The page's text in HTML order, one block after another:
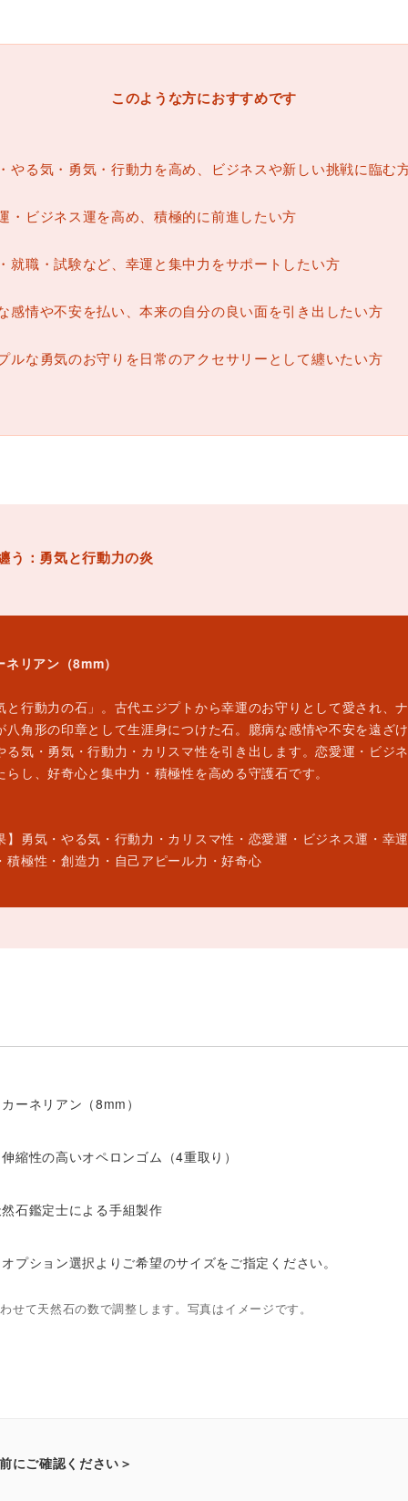
このような方におすすめです
やる気・勇気・行動力を高め、ビジネスや新しい挑戦に臨む
・ビジネス運を高め、積極的に前進したい方
就職・試験など、幸運と集中力をサポートしたい方
感情や不安を払い、本来の自分の良い面を引き出したい方
ルな勇気のお守りを日常のアクセサリーとして纏いたい方
う：勇気と行動力の炎
リアン（8mm）
と行動力の石」。古代エジプトから幸運のお守りとして愛され、
八角形の印章として生涯身につけた石。臆病な感情や不安を遠ざ
る気・勇気・行動力・カリスマ性を引き出します。恋愛運・ビジ
らし、好奇心と集中力・積極性を高める守護石です。
】勇気・やる気・行動力・カリスマ性・恋愛運・ビジネス運・幸
積極性・創造力・自己アピール力・好奇心
ーネリアン（8mm）
縮性の高いオペロンゴム（4重取り）
石鑑定士による手組製作
プション選択よりご希望のサイズをご指定ください。
せて天然石の数で調整します。写真はイメージです。
にご確認ください＞